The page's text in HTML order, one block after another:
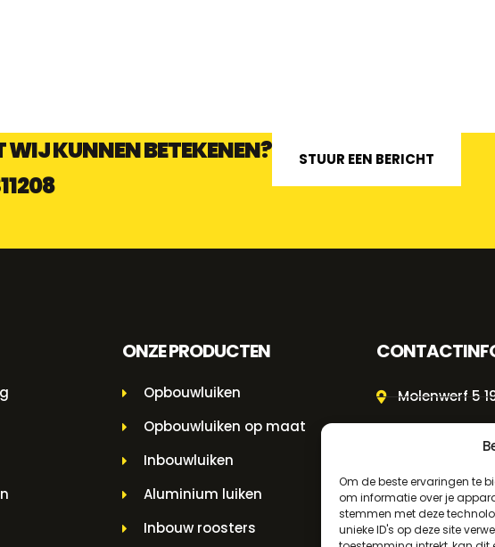
Om de beste ervaringen te
om informatie over je
stemmen met deze
unieke ID's op deze site
KUNNEN BETEKENEN?
STUUR EEN BERICHT
ONZE PRODUCTEN
Opbouwluiken
Opbouwluiken op maat
Inbouwluiken
Aluminium luiken
Inbouw roosters
Molenwerf 5
info@bezo.nl
+31(0)251-
Algemene